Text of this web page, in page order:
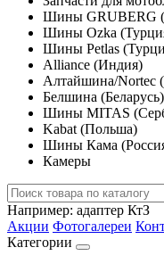
Шины
Шины Ozka
Шины Petlas
Alliance (Индия)
Алтайшина/Nortec
Белшина (Беларусь)
Шины MITAS
Kabat (Польша)
Шины Кама
Камеры
Например: адаптер КтЗ
Акции Фотогалереи
Категории